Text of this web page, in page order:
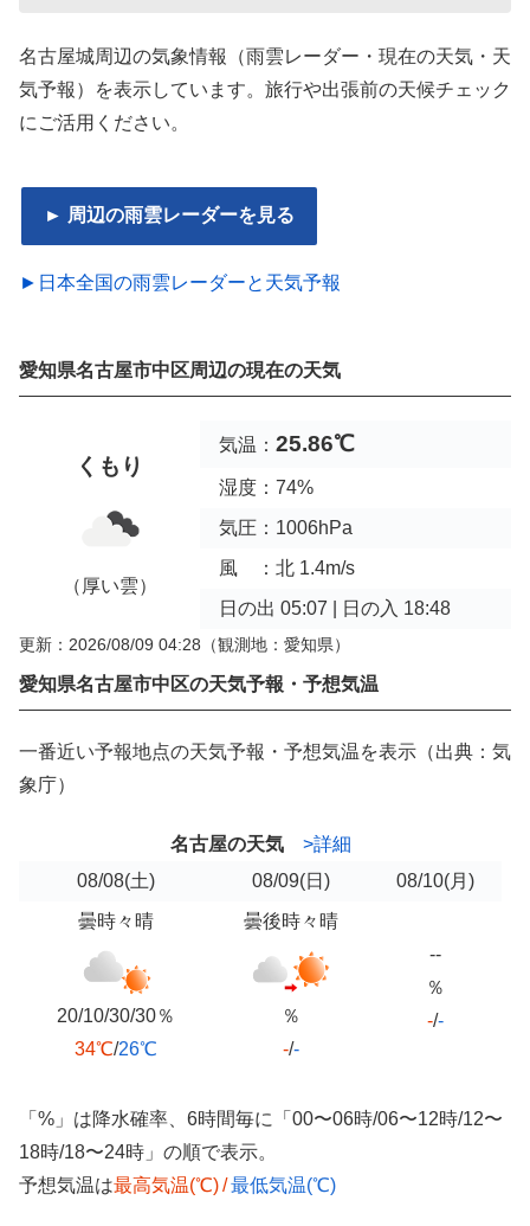
名古屋城周辺の気象情報（雨雲レーダー・現在の天気・天
気予報）を表示しています。旅行や出張前の天候チェック
にご活用ください。
► 周辺の雨雲レーダーを見る
►日本全国の雨雲レーダーと天気予報
愛知県名古屋市中区周辺の現在の天気
くもり
（厚い雲）
気温： 25.86℃
湿度：74%
気圧：1006hPa
風 ：北 1.4m/s
日の出 05:07 | 日の入 18:48
更新：2026/08/09 04:28 （観測地：愛知県）
愛知県名古屋市中区の天気予報・予想気温
一番近い予報地点の天気予報・予想気温を表示（出典：気
象庁）
名古屋の天気
>詳細
08/08(土) 08/09(日) 08/10(月)
曇時々晴
20/10/30/30％
34℃/26℃
曇後時々晴
％
-/-
--
％
-/-
「%」は降水確率、6時間毎に「00〜06時/06〜12時/12〜
18時/18〜24時」の順で表示。
予想気温は最高気温(℃)/最低気温(℃)